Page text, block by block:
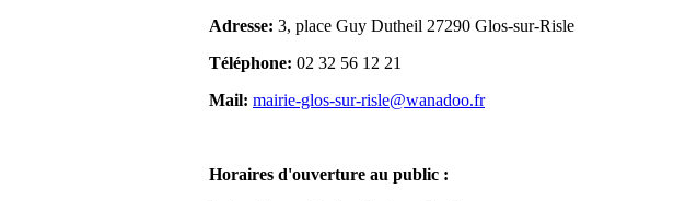
Adresse: 3, place Guy Dutheil 27290 Glos-sur-Risle
Téléphone: 02 32 56 12 21
Mail: mairie-glos-sur-risle@wanadoo.fr
Horaires d'ouverture au public :